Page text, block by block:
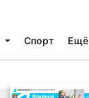
Спорт Ещё